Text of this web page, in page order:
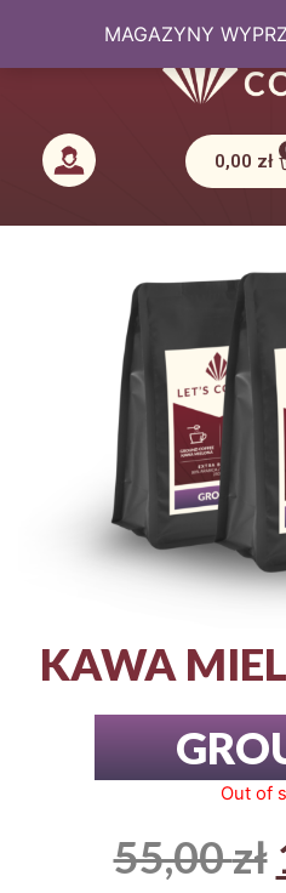
0,00 zł
KAWA
Out of
55,00zł
MAGAZYNY